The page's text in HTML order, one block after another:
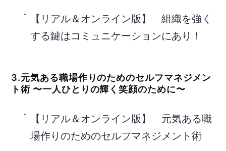
【リアル＆オンライン版】 組織を強く
する鍵はコミュニケーションにあり！
3.元気ある職場作りのためのセルフマネジメン
ト術 〜一人ひとりの輝く笑顔のために〜
【リアル＆オンライン版】 元気ある職
場作りのためのセルフマネジメント術